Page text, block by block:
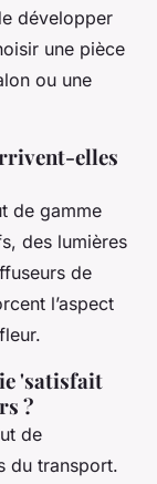
développer
une pièce
ou une
elles
de gamme
des lumières
de
l’aspect
'satisfait
?
de
du transport.